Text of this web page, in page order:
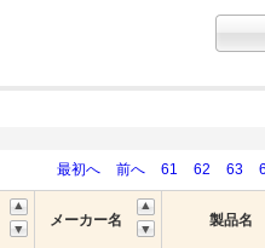
最初へ
前へ 61 62 63
メーカー名 製品名